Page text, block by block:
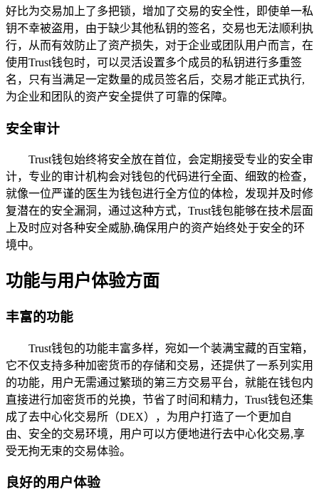
好比为交易加上了多把锁，增加了交易的安全性，即使单一私
钥不幸被盗用，由于缺少其他私钥的签名，交易也无法顺利执
行，从而有效防止了资产损失，对于企业或团队用户而言，在
使用Trust钱包时，可以灵活设置多个成员的私钥进行多重签
名，只有当满足一定数量的成员签名后，交易才能正式执行,
为企业和团队的资产安全提供了可靠的保障。
安全审计
Trust钱包始终将安全放在首位，会定期接受专业的安全审
计，专业的审计机构会对钱包的代码进行全面、细致的检查，
就像一位严谨的医生为钱包进行全方位的体检，发现并及时修
复潜在的安全漏洞，通过这种方式，Trust钱包能够在技术层面
上及时应对各种安全威胁,确保用户的资产始终处于安全的环
境中。
功能与用户体验方面
丰富的功能
Trust钱包的功能丰富多样，宛如一个装满宝藏的百宝箱，
它不仅支持多种加密货币的存储和交易，还提供了一系列实用
的功能，用户无需通过繁琐的第三方交易平台，就能在钱包内
直接进行加密货币的兑换，节省了时间和精力，Trust钱包还集
成了去中心化交易所（DEX），为用户打造了一个更加自
由、安全的交易环境，用户可以方便地进行去中心化交易,享
受无拘无束的交易体验。
良好的用户体验